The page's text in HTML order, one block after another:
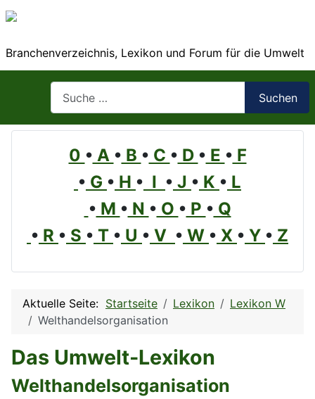
Branchenverzeichnis, Lexikon und Forum für die Umwelt
Suchen
0 • A • B • C • D • E • F
• G • H • I • J • K • L
• M • N • O • P • Q
• R • S • T • U • V • W • X • Y • Z
Aktuelle Seite: Startseite Lexikon
Lexikon W
Welthandelsorganisation
Das Umwelt-Lexikon
Welthandelsorganisation